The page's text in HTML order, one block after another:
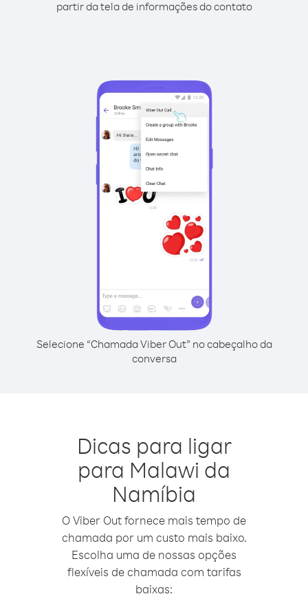
partir da tela de informações do contato
Selecione “Chamada Viber Out” no cabeçalho da
conversa
Dicas para ligar
para Malawi da
Namíbia
O Viber Out fornece mais tempo de
chamada por um custo mais baixo.
Escolha uma de nossas opções
flexíveis de chamada com tarifas
baixas: